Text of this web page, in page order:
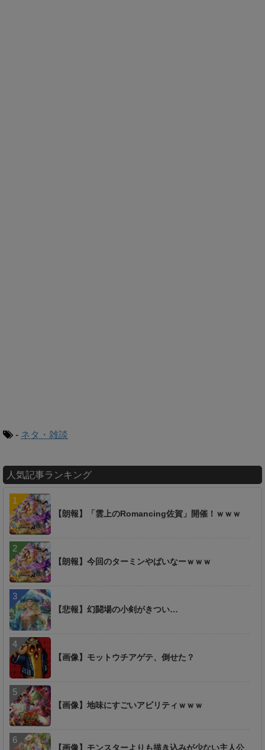
- ネタ・雑談
人気記事ランキング
【朗報】「雲上のRomancing佐賀」開催！ｗｗｗ
【朗報】今回のターミンやばいなーｗｗｗ
【悲報】幻闘場の小剣がきつい…
【画像】モットウチアゲテ、倒せた？
【画像】地味にすごいアビリティｗｗｗ
【画像】モンスターよりも描き込みが少ない主人公